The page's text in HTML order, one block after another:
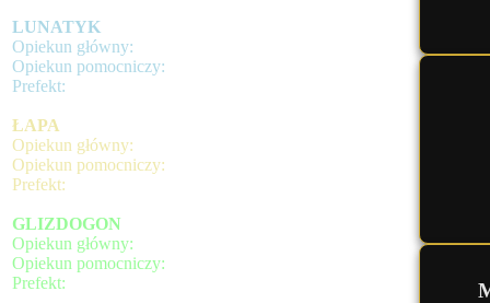
LUNATYK
Opiekun główny:
Opiekun pomocniczy:
Prefekt:
ŁAPA
Opiekun główny:
Opiekun pomocniczy:
Prefekt:
GLIZDOGON
Opiekun główny:
Opiekun pomocniczy:
Prefekt: